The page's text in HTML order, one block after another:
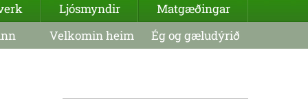
Ljósmyndir
Matgæðingar
Velkomin heim Ég og gæludýrið